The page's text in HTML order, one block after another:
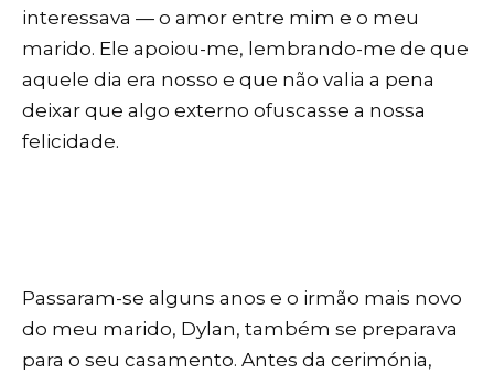
interessava — o amor entre mim e o meu
marido. Ele apoiou-me, lembrando-me de que
aquele dia era nosso e que não valia a pena
deixar que algo externo ofuscasse a nossa
felicidade.
Passaram-se alguns anos e o irmão mais novo
do meu marido, Dylan, também se preparava
para o seu casamento. Antes da cerimónia,